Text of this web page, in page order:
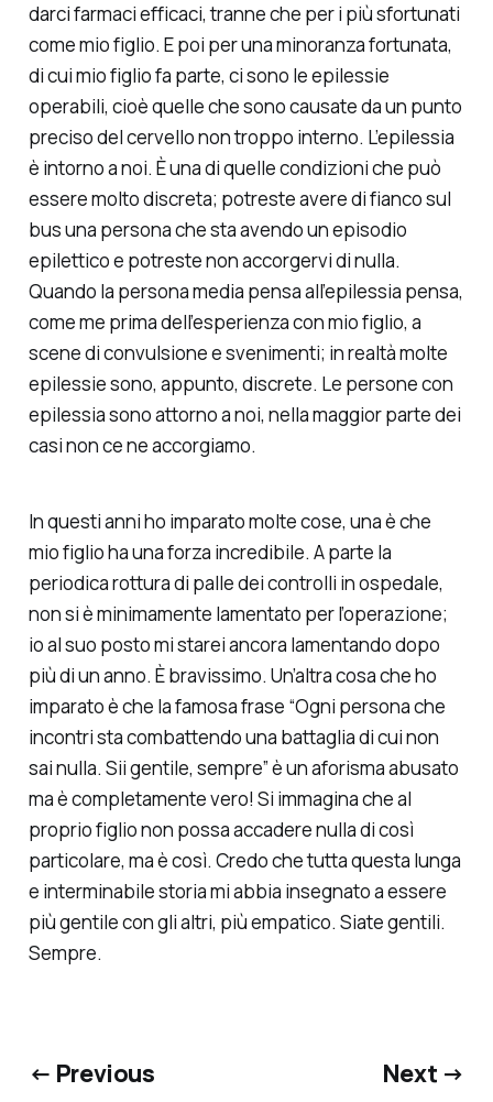
darci farmaci efficaci, tranne che per i più sfortunati
come mio figlio. E poi per una minoranza fortunata,
di cui mio figlio fa parte, ci sono le epilessie
operabili, cioè quelle che sono causate da un punto
preciso del cervello non troppo interno. L’epilessia
è intorno a noi. È una di quelle condizioni che può
essere molto discreta; potreste avere di fianco sul
bus una persona che sta avendo un episodio
epilettico e potreste non accorgervi di nulla.
Quando la persona media pensa all’epilessia pensa,
come me prima dell’esperienza con mio figlio, a
scene di convulsione e svenimenti; in realtà molte
epilessie sono, appunto, discrete. Le persone con
epilessia sono attorno a noi, nella maggior parte dei
casi non ce ne accorgiamo.
In questi anni ho imparato molte cose, una è che
mio figlio ha una forza incredibile. A parte la
periodica rottura di palle dei controlli in ospedale,
non si è minimamente lamentato per l’operazione;
io al suo posto mi starei ancora lamentando dopo
più di un anno. È bravissimo. Un’altra cosa che ho
imparato è che la famosa frase “Ogni persona che
incontri sta combattendo una battaglia di cui non
sai nulla. Sii gentile, sempre” è un aforisma abusato
ma è completamente vero! Si immagina che al
proprio figlio non possa accadere nulla di così
particolare, ma è così. Credo che tutta questa lunga
e interminabile storia mi abbia insegnato a essere
più gentile con gli altri, più empatico. Siate gentili.
Sempre.
← Previous Next →